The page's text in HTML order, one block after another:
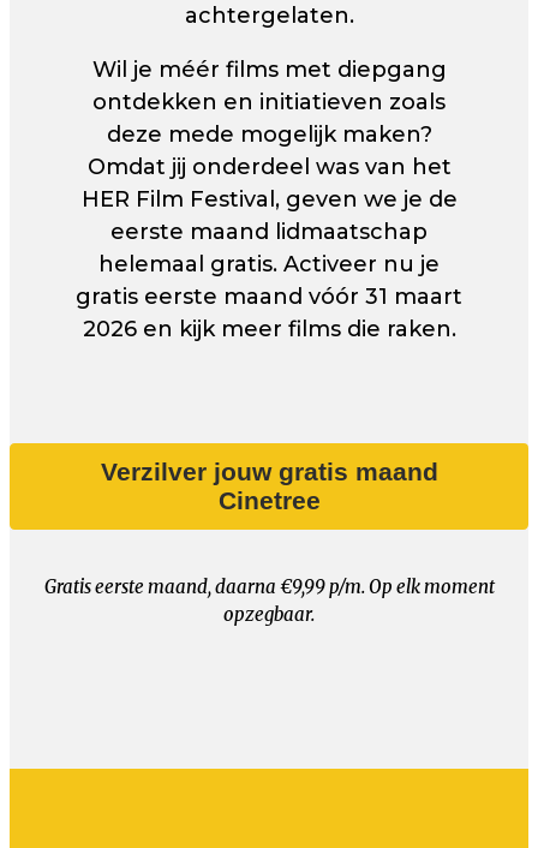
achtergelaten.
Wil je méér films met diepgang
ontdekken en initiatieven zoals
deze mede mogelijk maken?
Omdat jij onderdeel was van het
HER Film Festival, geven we je de
eerste maand lidmaatschap
helemaal gratis. Activeer nu je
gratis eerste maand vóór 31 maart
2026 en kijk meer films die raken.
Verzilver jouw gratis maand
Cinetree
Gratis eerste maand, daarna €9,99 p/m. Op elk moment
opzegbaar.